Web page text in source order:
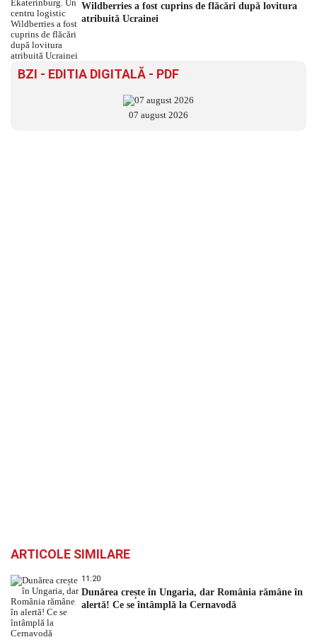
Wildberries a fost cuprins de flăcări după lovitura
atribuită Ucrainei
BZI - EDITIA DIGITALĂ - PDF
07 august 2026
ARTICOLE SIMILARE
11:20
Dunărea crește în Ungaria, dar România rămâne în
alertă! Ce se întâmplă la Cernavodă